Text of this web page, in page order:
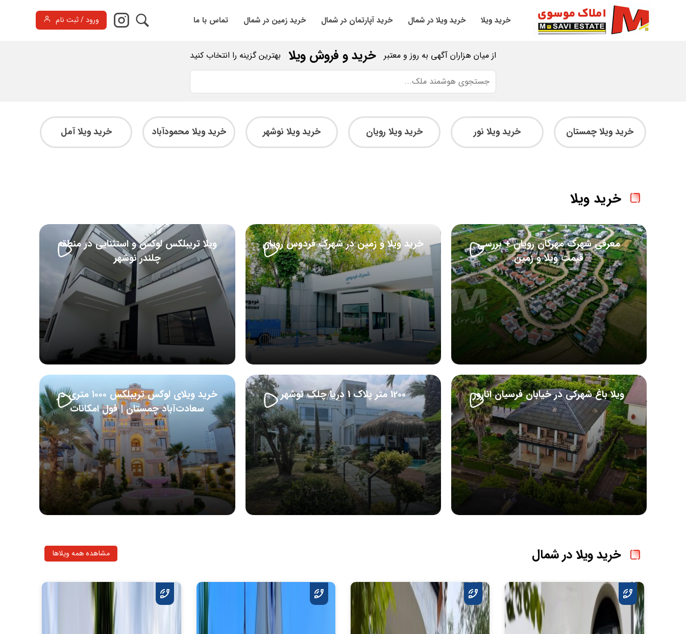
خرید ویلا خرید ویلا در شمال خرید آپارتمان در شمال خرید زمین در شمال تماس با ما ورود / ثبت نام
از میان هزاران آگهی به روز و معتبر خرید و فروش ویلا بهترین گزینه را انتخاب کنید
خرید ویلا چمستان خرید ویلا نور خرید ویلا رویان خرید ویلا نوشهر خرید ویلا محمودآباد خرید ویلا آمل
خرید ویلا
معرفی شهرک مهرگان رویان + بررسی
قیمت ویلا و زمین
خرید ویلا و زمین در شهرک فردوس رویان
ویلا تریبلکس لوکس و استثنایی در منطقه
چلندر نوشهر
ویلا باغ شهرکی در خیابان فرسیان انارور 1200 متر پلاک 1 دریا چلک نوشهر
خرید ویلای لوکس تریبلکس ۱۰۰۰ متری در
سعادت‌آباد چمستان | فول امکانات
خرید ویلا در شمال مشاهده همه ویلاها